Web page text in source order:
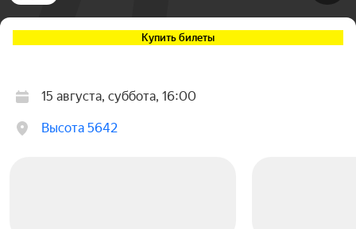
Купить билеты
15 августа, суббота, 16:00
Высота 5642